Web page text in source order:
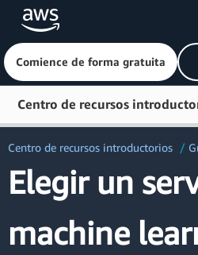
Saltar al contenido principal
Comience de forma gratuita
Centro de recursos
Aprender
Conéctese
Herramientas para
Centro de recursos introductorios
Elegir un
machine